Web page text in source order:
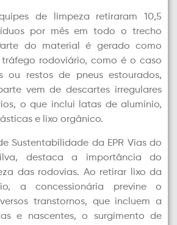
de limpeza retiraram 10,5
por mês em todo o trecho
do material é gerado como
rodoviário, como é o caso
ou restos de pneus estourados,
vem de descartes irregulares
o que inclui latas de alumínio,
e lixo orgânico.
Sustentabilidade da EPR Vias do
destaca a importância do
das rodovias. Ao retirar lixo da
a concessionária previne o
transtornos, que incluem a
e nascentes, o surgimento de